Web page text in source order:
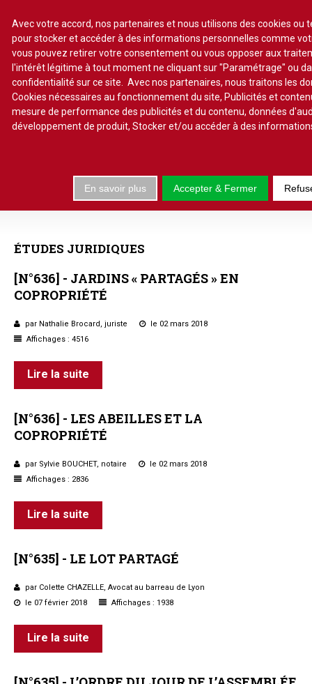
Lire un numéro
S'abonner
Se connecter
Au Parlement
Gestion et maintenance
Pratique de la copro.
Questions/réponses
Études juridiques
Copro. en difficulté
Formez-vous !
ÉTUDES JURIDIQUES
[N°636] - JARDINS« PARTAGÉS»EN
COPROPRIÉTÉ
par Nathalie Brocard, juriste
le 02 mars 2018
Affichages : 4516
Lire la suite
[N°636] - LES ABEILLESET LA
COPROPRIÉTÉ
par Sylvie BOUCHET, notaire
le 02 mars 2018
Affichages : 2836
Lire la suite
[N°635] - LE LOT PARTAGÉ
par Colette CHAZELLE, Avocat au barreau de Lyon
le 07 février 2018
Affichages : 1938
Lire la suite
Avec votre accord, nos partenaires et nous utilisons des cookies ou
pour stocker et accéder à des informations personnelles comme
vous pouvez retirer votre consentement ou vous opposer aux
l'intérêt légitime à tout moment ne cliquant sur "Paramétrage" ou
confidentialité sur ce site. Avec nos partenaires, nous traitons les
Cookies nécessaires au fonctionnement du site, Publicités et
mesure de performance des publicités et du contenu, données
développement de produit, Stocker et/ou accéder à des
En savoir plus Accepter & Fermer